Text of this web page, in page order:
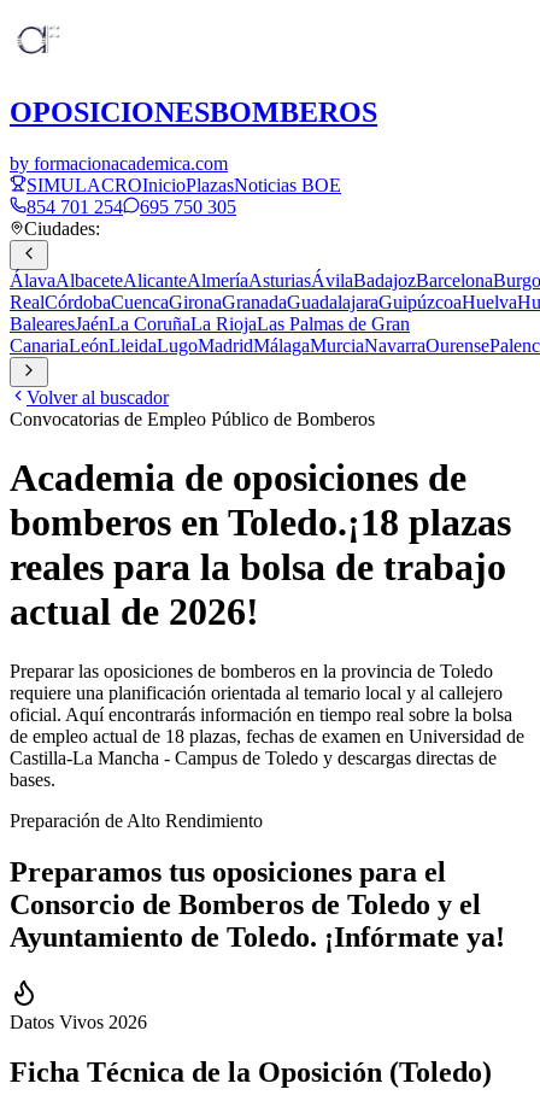
OPOSICIONESBOMBEROS
by formacionacademica.com
SIMULACROInicioPlazasNoticias BOE
854 701 254
695 750 305
Ciudades:
ÁlavaAlbaceteAlicanteAlmeríaAsturiasÁvilaBadajozBarcelona
RealCórdobaCuencaGironaGranadaGuadalajaraGuipúzcoaHuelva
BalearesJaénLa CoruñaLa RiojaLas Palmas de Gran
CanariaLeónLleidaLugoMadridMálagaMurciaNavarraOurense
Volver al buscador
Convocatorias de Empleo Público de Bomberos
Academia de oposiciones de
bomberos enToledo.¡18 plazas
reales para la bolsa de trabajo
actual de 2026!
Preparar las oposiciones de bomberos en la provincia de Toledo
requiere una planificación orientada al temario local y al callejero
oficial. Aquí encontrarás información en tiempo real sobre la bolsa
de empleo actual de 18 plazas, fechas de examen en Universidad de
Castilla-La Mancha - Campus de Toledo y descargas directas de
bases.
Preparación de Alto Rendimiento
Preparamos tus oposiciones para el
Consorcio de Bomberos de Toledo y el
Ayuntamiento de Toledo. ¡Infórmate ya!
Datos Vivos 2026
Ficha Técnica de la Oposición (Toledo)